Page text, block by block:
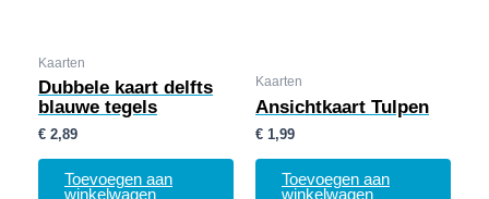
Kaarten
Dubbele kaart delfts
blauwe tegels
€ 2,89
Toevoegen aan
winkelwagen
Kaarten
Ansichtkaart Tulpen
€ 1,99
Toevoegen aan
winkelwagen